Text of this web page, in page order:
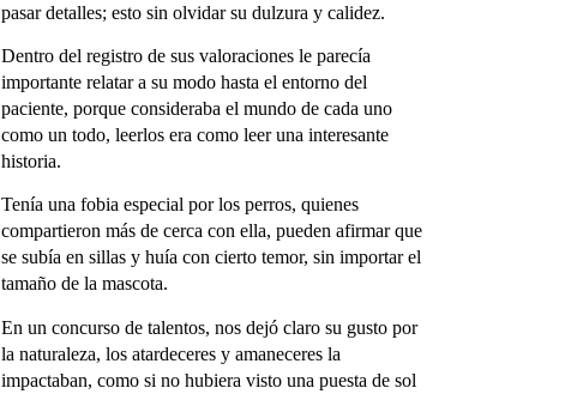
pasar detalles; esto sin olvidar su dulzura y calidez.
Dentro del registro de sus valoraciones le parecía
importante relatar a su modo hasta el entorno del
paciente, porque consideraba el mundo de cada uno
como un todo, leerlos era como leer una interesante
historia.
Tenía una fobia especial por los perros, quienes
compartieron más de cerca con ella, pueden afirmar que
se subía en sillas y huía con cierto temor, sin importar el
tamaño de la mascota.
En un concurso de talentos, nos dejó claro su gusto por
la naturaleza, los atardeceres y amaneceres la
impactaban, como si no hubiera visto una puesta de sol